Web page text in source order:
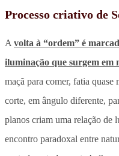
Processo criativo de
A volta à “ordem” é
iluminação que surgem em
maçã para comer, fatia
corte, em ângulo diferente,
planos criam uma relação de
encontro paradoxal entre